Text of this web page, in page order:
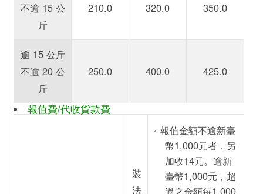
不逾 15 公
斤
210.0 320.0 350.0
逾 15 公斤
不逾 20 公
斤
250.0 400.0 425.0
報值費/代收貨款費
裝
法
*報值金額不逾新臺
幣1,000元者，另
加收14元。逾新
臺幣1,000元，超
過之金額每1,000